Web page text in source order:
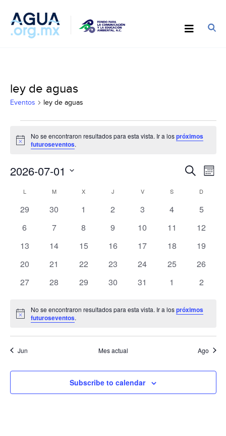
ley de aguas
Eventos ley de aguas
Eventos
Notice
No se encontraron resultados para esta vista. Ir a lospróximos
futuroseventos.
de
Buscar
Mes
2026-07-01
fecha.
Calendario
de
Eventos
L MMARTES X MIÉRCOLES
J VVIERNES S D
0
29
0
30
0
1
0
2
0
3
0
4
0
5
0
6
0
7
0
8
0
9
0
10
0
11
0
12
0
13
0
14
0
15
0
16
0
17
0
18
0
19
0
20
0
21
0
22
0
23
0
24
0
25
0
26
0
27
0
28
0
29
0
30
0
31
0
1
0
2
Notice
No se encontraron resultados para esta vista. Ir a lospróximos
futuroseventos.
Jun Mes actual Ago
Subscribe to calendar